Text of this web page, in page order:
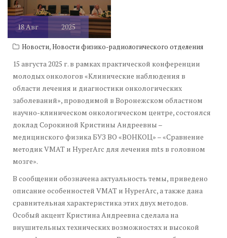
18Авг 2025
Новости,Новости физико-радиологического отделения
15 августа 2025 г. в рамках практической конференции
молодых онкологов «Клинические наблюдения в
области лечения и диагностики онкологических
заболеваний», проводимой в Воронежском областном
научно-клиническом онкологическом центре, состоялся
доклад Сорокиной Кристины Андреевны –
медицинского физика БУЗ ВО «ВОНКОЦ» – «Сравнение
методик VMAT и HyperArc для лечения mts в головном
мозге».
В сообщении обозначена актуальность темы, приведено
описание особенностей VMAT и HyperArc, а также дана
сравнительная характеристика этих двух методов.
Особый акцент Кристина Андреевна сделала на
внушительных технических возможностях и высокой